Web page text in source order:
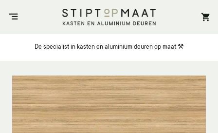
naar
De specialist in kasten en aluminium deuren op maat ⚒️